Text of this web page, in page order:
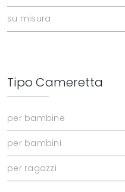
su misura
Tipo Cameretta
per bambine
per bambini
per ragazzi